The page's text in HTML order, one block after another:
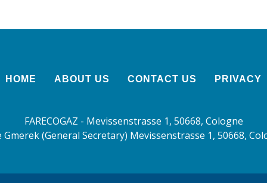
HOME ABOUT US CONTACT US PRIVACY
FARECOGAZ - Mevissenstrasse 1, 50668, Cologne
Gmerek (General Secretary) Mevissenstrasse 1, 50668,